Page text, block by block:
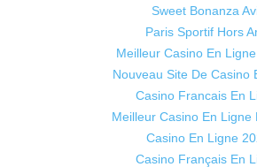
Sweet Bonanza
Paris Sportif Hors
Meilleur Casino En
Nouveau Site De Casino
Casino Francais En
Meilleur Casino En Ligne
Casino En Ligne
Casino Français En